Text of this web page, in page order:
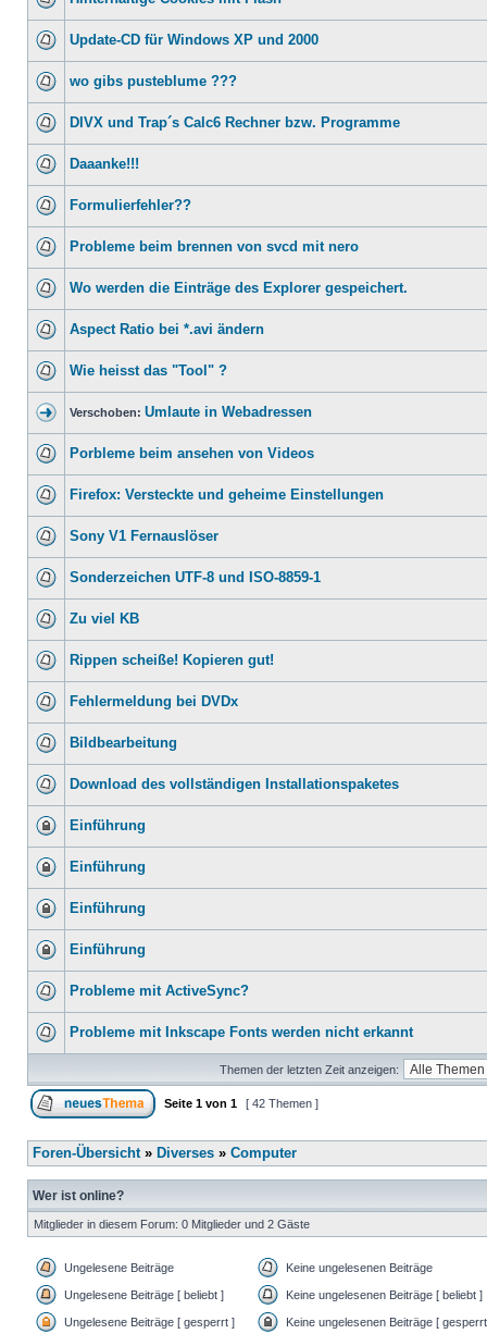
Update-CD für Windows XP und 2000
wo gibs pusteblume ???
DIVX und Trap´s Calc6 Rechner bzw. Programme
Daaanke!!!
Formulierfehler??
Probleme beim brennen von svcd mit nero
Wo werden die Einträge des Explorer gespeichert.
Aspect Ratio bei *.avi ändern
Wie heisst das "Tool" ?
Verschoben: Umlaute in Webadressen
Porbleme beim ansehen von Videos
Firefox: Versteckte und geheime Einstellungen
Sony V1 Fernauslöser
Sonderzeichen UTF-8 und ISO-8859-1
Zu viel KB
Rippen scheiße! Kopieren gut!
Fehlermeldung bei DVDx
Bildbearbeitung
Download des vollständigen Installationspaketes
Einführung
Einführung
Einführung
Einführung
Probleme mit ActiveSync?
Probleme mit Inkscape Fonts werden nicht erkannt
Themen der letzten Zeit anzeigen:
Seite 1 von 1 [ 42 Themen ]
Foren-Übersicht» Diverses » Computer
Wer ist online?
Mitglieder in diesem Forum: 0 Mitglieder und 2 Gäste
Ungelesene Beiträge Keine ungelesenen Beiträge
Ungelesene Beiträge [ beliebt ] Keine ungelesenen Beiträge [ beliebt ]
Ungelesene Beiträge [ gesperrt ] Keine ungelesenen Beiträge [